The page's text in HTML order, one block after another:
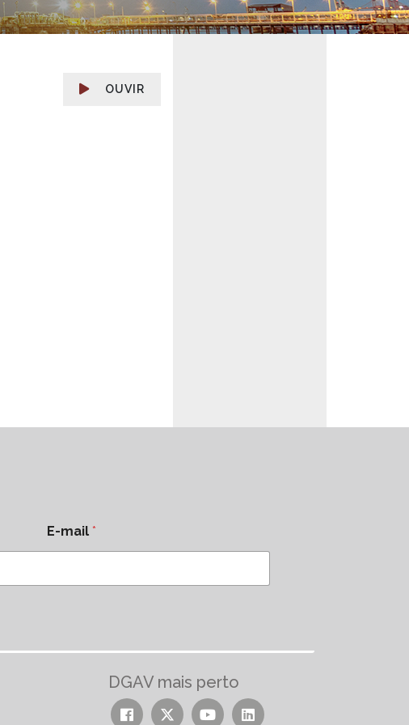
OUVIR
E-mail*
DGAV mais perto